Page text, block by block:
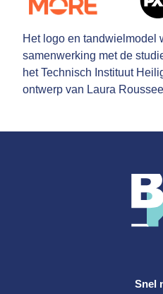
Het logo en tandwielmodel
samenwerking met de
het Technisch Instituut
ontwerp van Laura
Snel